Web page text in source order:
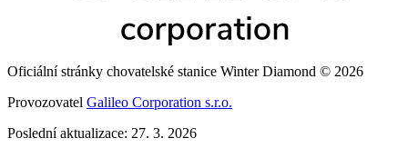
Oficiální stránky chovatelské stanice Winter Diamond © 2026
Provozovatel Galileo Corporation s.r.o.
Poslední aktualizace: 27. 3. 2026